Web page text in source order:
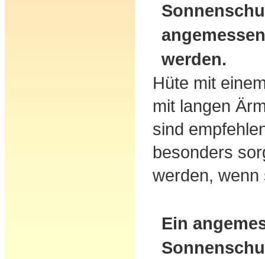
werden.
Hüte mit
mit langen
sind
besonders
werden,
Ein